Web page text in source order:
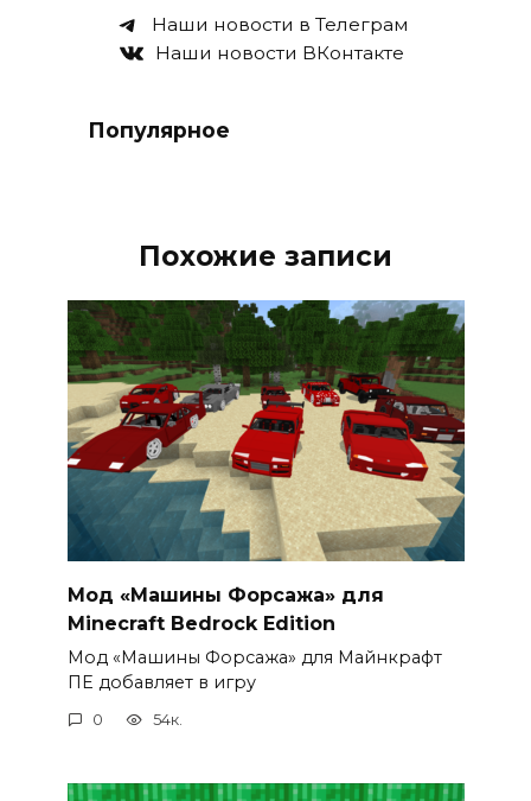
Наши новости в Телеграм
Наши новости ВКонтакте
Популярное
Похожие записи
Мод «Машины Форсажа» для
Minecraft Bedrock Edition
Мод «Машины Форсажа» для Майнкрафт
ПЕ добавляет в игру
0 54к.